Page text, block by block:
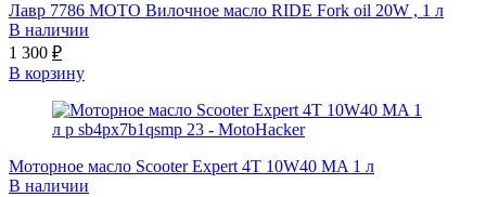
Лавр 7786 МОТО Вилочное масло RIDE Fork oil 20W , 1 л
В наличии
1 300 ₽
В корзину
Моторное масло Scooter Expert 4T 10W40 MA 1 л
В наличии